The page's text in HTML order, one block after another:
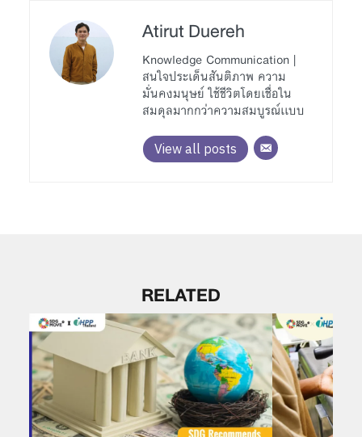
Atirut Duereh
Knowledge Communication |
สนใจประเด็นสันติภาพ ความ
มั่นคงมนุษย์ ใช้ชีวิตโดยเชื่อใน
สมดุลมากกว่าความสมบูรณ์เเบบ
View all posts
RELATED